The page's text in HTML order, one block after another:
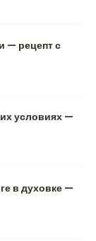
— рецепт с
условиях —
в духовке —